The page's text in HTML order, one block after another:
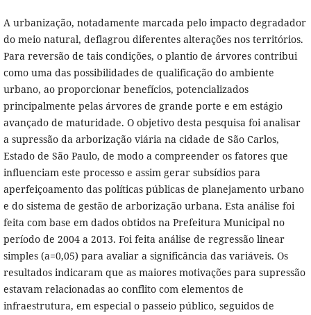
A urbanização, notadamente marcada pelo impacto degradador
do meio natural, deflagrou diferentes alterações nos territórios.
Para reversão de tais condições, o plantio de árvores contribui
como uma das possibilidades de qualificação do ambiente
urbano, ao proporcionar benefícios, potencializados
principalmente pelas árvores de grande porte e em estágio
avançado de maturidade. O objetivo desta pesquisa foi analisar
a supressão da arborização viária na cidade de São Carlos,
Estado de São Paulo, de modo a compreender os fatores que
influenciam este processo e assim gerar subsídios para
aperfeiçoamento das políticas públicas de planejamento urbano
e do sistema de gestão de arborização urbana. Esta análise foi
feita com base em dados obtidos na Prefeitura Municipal no
período de 2004 a 2013. Foi feita análise de regressão linear
simples (a=0,05) para avaliar a significância das variáveis. Os
resultados indicaram que as maiores motivações para supressão
estavam relacionadas ao conflito com elementos de
infraestrutura, em especial o passeio público, seguidos de